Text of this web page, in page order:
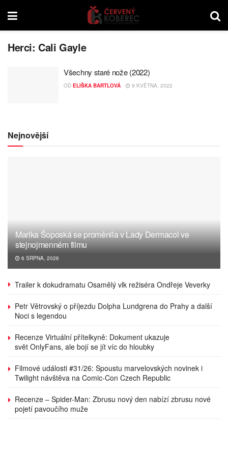
Herci: Cali Gayle
Všechny staré nože (2022)
OD ELIŠKA BARTLOVÁ 9 KVĚTNA, 2022
Nejnovější
Marika Šoposká se proměnila v Lady Dermacol ve
stejnojmenném filmu
6 SRPNA, 2026
Trailer k dokudramatu Osamělý vlk režiséra Ondřeje Veverky
Petr Větrovský o příjezdu Dolpha Lundgrena do Prahy a další
Noci s legendou
Recenze Virtuální přítelkyně: Dokument ukazuje
svět OnlyFans, ale bojí se jít víc do hloubky
Filmové události #31/26: Spoustu marvelovských novinek i
Twilight návštěva na Comic-Con Czech Republic
Recenze – Spider-Man: Zbrusu nový den nabízí zbrusu nové
pojetí pavoučího muže